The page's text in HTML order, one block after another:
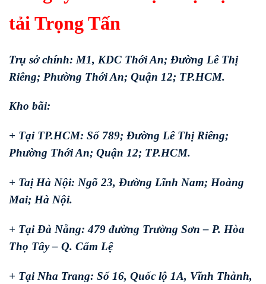
tải Trọng Tấn
Trụ sở chính: M1, KDC Thới An; Đường Lê Thị
Riêng; Phường Thới An; Quận 12; TP.HCM.
Kho bãi:
+ Tại TP.HCM: Số 789; Đường Lê Thị Riêng;
Phường Thới An; Quận 12; TP.HCM.
+ Taị Hà Nội: Ngõ 23, Đường Lĩnh Nam; Hoàng
Mai; Hà Nội.
+ Tại Đà Nẵng: 479 đường Trường Sơn – P. Hòa
Thọ Tây – Q. Cẩm Lệ
+ Tại Nha Trang: Số 16, Quốc lộ 1A, Vĩnh Thành,